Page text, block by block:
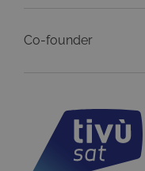
Co-founder